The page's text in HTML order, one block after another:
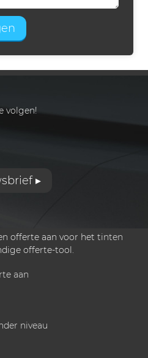
volgen!
▸
offerte aan voor het tinten
offerte-tool.
aan
niveau